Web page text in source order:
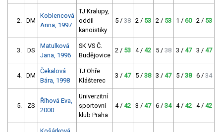
2. DM
Koblencová
Anna, 1997
TJ Kralupy,
oddíl
kanoistiky
5 / 38 2 / 53 2 / 53 1 / 60 2 / 53
3. DS
Matulková
Jana, 1996
SK VS Č.
Budějovice
2 / 53 4 / 42 5 / 38 3 / 47 3 / 47
4. DM
Čekalová
Bára, 1998
TJ Ohře
Klášterec
3 / 47 5 / 38 3 / 47 5 / 38 6 / 34
5. ZS
Říhová Eva,
2000
Univerzitní
sportovní
klub Praha
4 / 42 3 / 47 6 / 34 4 / 42 4 / 42